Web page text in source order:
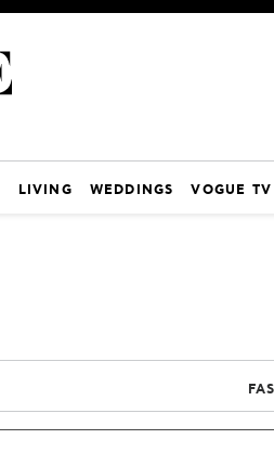
LIVING WEDDINGS VOGUE TV